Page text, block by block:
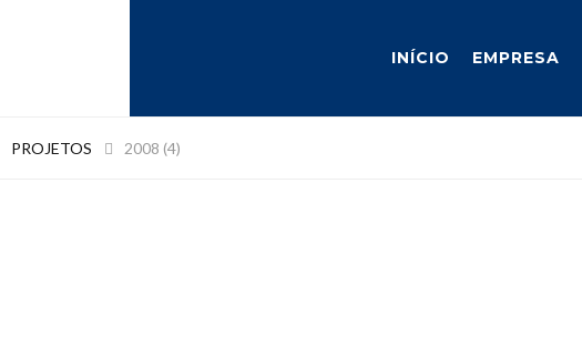
INÍCIO EMPRESA
PROJETOS 2008 (4)